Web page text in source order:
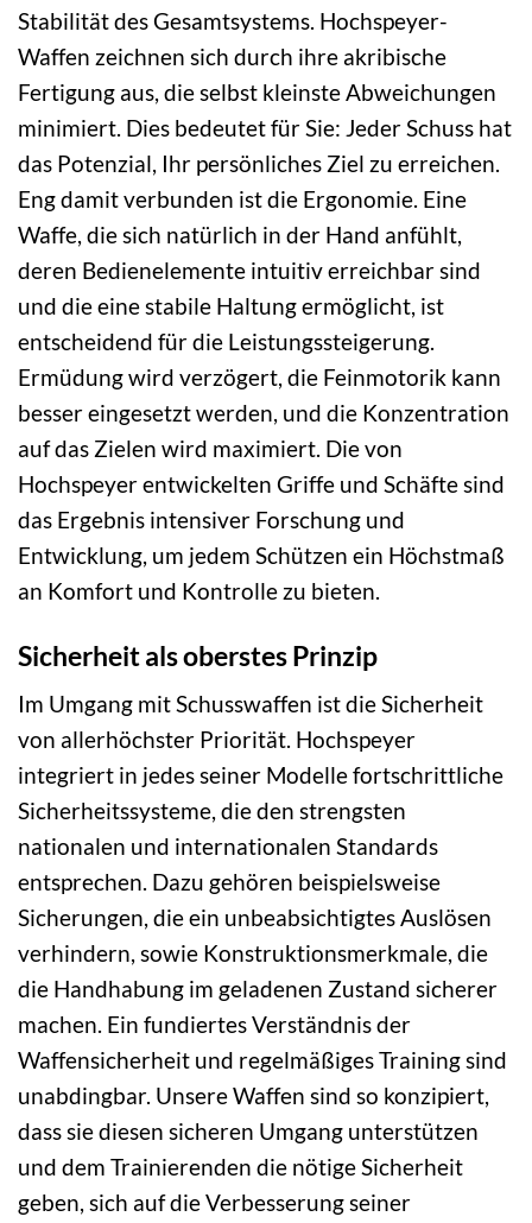
Stabilität des Gesamtsystems. Hochspeyer-
Waffen zeichnen sich durch ihre akribische
Fertigung aus, die selbst kleinste Abweichungen
minimiert. Dies bedeutet für Sie: Jeder Schuss hat
das Potenzial, Ihr persönliches Ziel zu erreichen.
Eng damit verbunden ist die Ergonomie. Eine
Waffe, die sich natürlich in der Hand anfühlt,
deren Bedienelemente intuitiv erreichbar sind
und die eine stabile Haltung ermöglicht, ist
entscheidend für die Leistungssteigerung.
Ermüdung wird verzögert, die Feinmotorik kann
besser eingesetzt werden, und die Konzentration
auf das Zielen wird maximiert. Die von
Hochspeyer entwickelten Griffe und Schäfte sind
das Ergebnis intensiver Forschung und
Entwicklung, um jedem Schützen ein Höchstmaß
an Komfort und Kontrolle zu bieten.
Sicherheit als oberstes Prinzip
Im Umgang mit Schusswaffen ist die Sicherheit
von allerhöchster Priorität. Hochspeyer
integriert in jedes seiner Modelle fortschrittliche
Sicherheitssysteme, die den strengsten
nationalen und internationalen Standards
entsprechen. Dazu gehören beispielsweise
Sicherungen, die ein unbeabsichtigtes Auslösen
verhindern, sowie Konstruktionsmerkmale, die
die Handhabung im geladenen Zustand sicherer
machen. Ein fundiertes Verständnis der
Waffensicherheit und regelmäßiges Training sind
unabdingbar. Unsere Waffen sind so konzipiert,
dass sie diesen sicheren Umgang unterstützen
und dem Trainierenden die nötige Sicherheit
geben, sich auf die Verbesserung seiner